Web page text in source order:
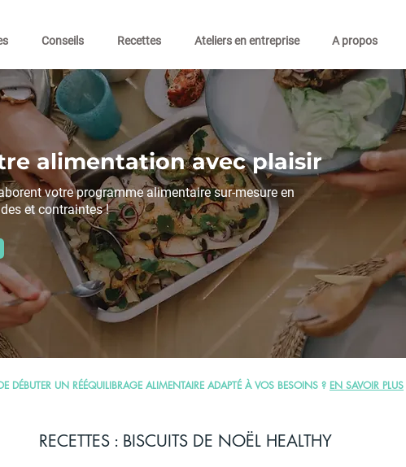
Conseils Recettes Ateliers en entreprise A propos
alimentation avec plaisir
votre programme alimentaire sur-mesure en
et contraintes !
DÉBUTER UN RÉÉQUILIBRAGE ALIMENTAIRE ADAPTÉ À VOS BESOINS ? EN SAVOIR PLUS
RECETTES : BISCUITS DE NOËL HEALTHY